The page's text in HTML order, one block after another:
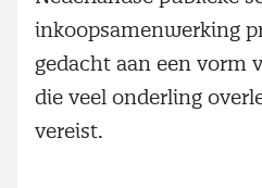
inkoopsamenwerking
gedacht aan een vorm
die veel onderling
vereist.